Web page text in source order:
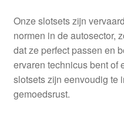
Levering
Mijn account
Over ons
Onze slotsets zijn
normen in de autosector,
dat ze perfect passen en
ervaren technicus bent of
slotsets zijn eenvoudig te
gemoedsrust.